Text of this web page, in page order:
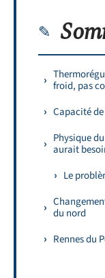
froid, pas
Capacité
Physique
aurait
Le
du nord
Rennes du